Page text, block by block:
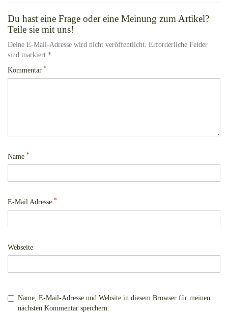
Du hast eine Frage oder eine Meinung zum Artikel?
Teile sie mit uns!
Deine E-Mail-Adresse wird nicht veröffentlicht. Erforderliche Felder
sind markiert *
Kommentar *
Name *
E-Mail Adresse *
Webseite
Name, E-Mail-Adresse und Website in diesem Browser für meinen
nächsten Kommentar speichern.